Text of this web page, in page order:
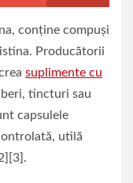
conține compuși
Producătorii
suplimente cu
tincturi sau
capsulele
utilă